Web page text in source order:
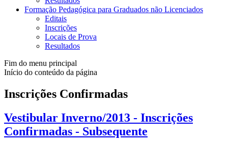
Formação Pedagógica para Graduados não Licenciados
Editais
Inscrições
Locais de Prova
Resultados
Fim do menu principal
Início do conteúdo da página
Inscrições Confirmadas
Vestibular Inverno/2013 - Inscrições
Confirmadas - Subsequente